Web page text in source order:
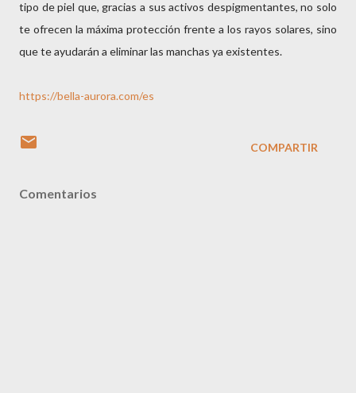
tipo de piel que, gracias a sus activos despigmentantes, no solo
te ofrecen la máxima protección frente a los rayos solares, sino
que te ayudarán a eliminar las manchas ya existentes.
https://bella-aurora.com/es
COMPARTIR
Comentarios